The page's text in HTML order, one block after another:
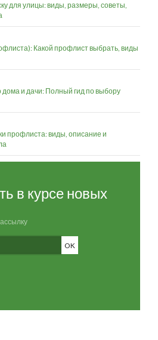
для улицы: виды, размеры, советы,
Какой профлист выбрать, виды
дома и дачи: Полный гид по выбору
профлиста: виды, описание и
в курсе новых